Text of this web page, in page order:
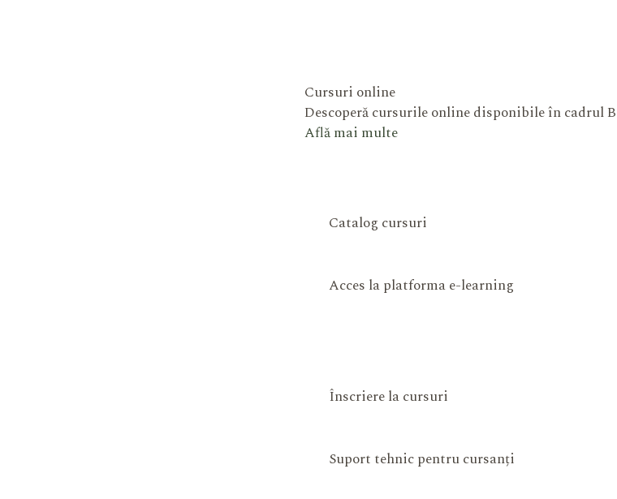
Cursuri online
Descoperă cursurile online disponibile în
Află mai multe
Catalog cursuri
Acces la platforma e-learning
Înscriere la cursuri
Suport tehnic pentru cursanți